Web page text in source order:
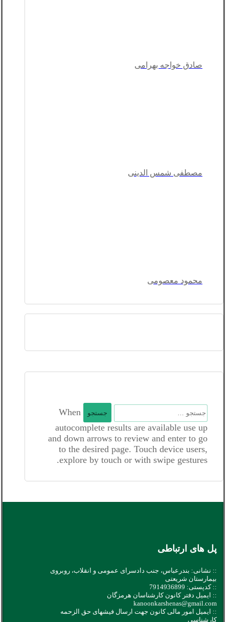
صادق خواجه بهرامی
مصطفی شمس الدینی
محمود معصومی
جستجو
برای:
When
autocomplete results are available use up
and down arrows to review and enter to go
to the desired page. Touch device users,
explore by touch or with swipe gestures.
پل های ارتباطی
:: نشانی: بندرعباس، جنب دادسرای عمومی و انقلاب، روبروی
بیمارستان شریعتی
:: کدپستی: 7914936899
:: ایمیل دفتر کانون کارشناسان هرمزگان
kanoonkarshenas@gmail.com
:: ایمیل امور مالی کانون جهت ارسال فیشهای حق الزحمه
کارشناسی